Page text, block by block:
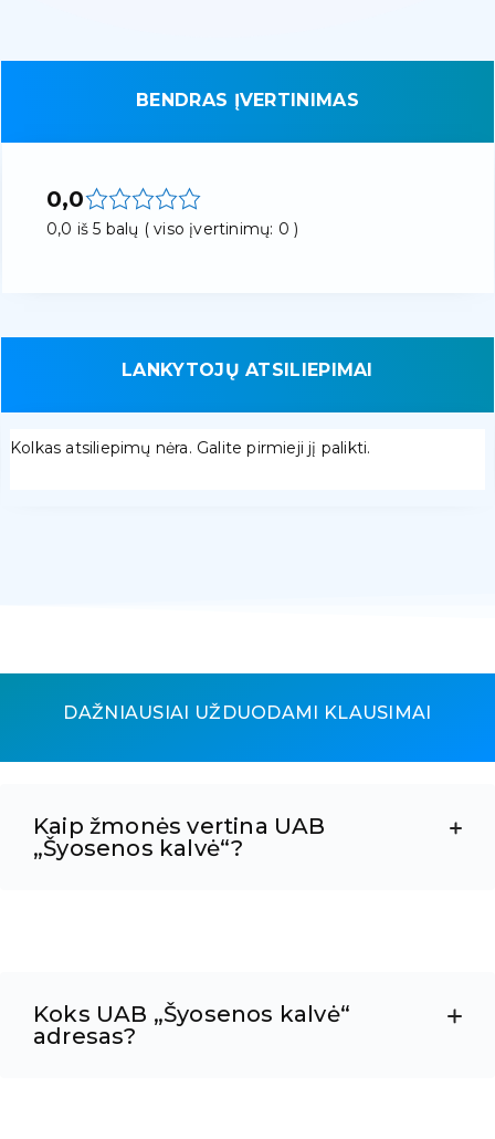
BENDRAS ĮVERTINIMAS
0,0
0,0 iš 5 balų ( viso įvertinimų: 0 )
LANKYTOJŲ ATSILIEPIMAI
Kolkas atsiliepimų nėra. Galite pirmieji jį palikti.
DAŽNIAUSIAI UŽDUODAMI KLAUSIMAI
Kaip žmonės vertina UAB
„Šyosenos kalvė“?
Koks UAB „Šyosenos kalvė“
adresas?